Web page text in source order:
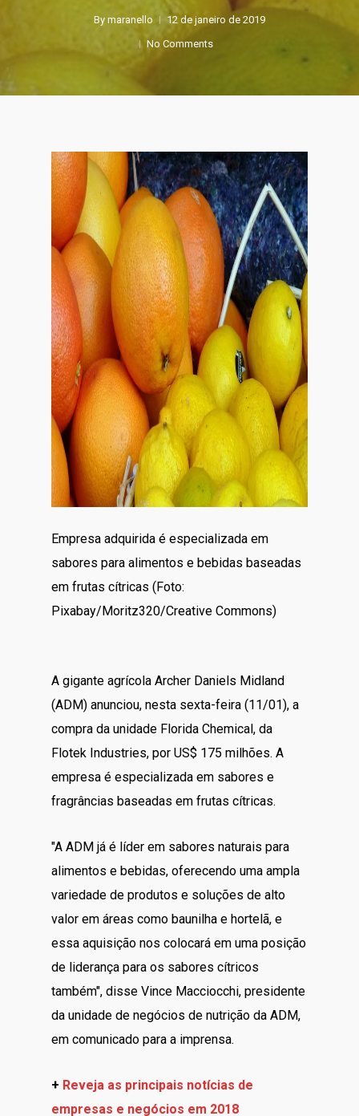
By maranello
12 de janeiro de 2019
No Comments
Empresa adquirida é especializada em
sabores para alimentos e bebidas baseadas
em frutas cítricas (Foto:
Pixabay/Moritz320/Creative Commons)
A gigante agrícola Archer Daniels Midland
(ADM) anunciou, nesta sexta-feira (11/01), a
compra da unidade Florida Chemical, da
Flotek Industries, por US$ 175 milhões. A
empresa é especializada em sabores e
fragrâncias baseadas em frutas cítricas.
"A ADM já é líder em sabores naturais para
alimentos e bebidas, oferecendo uma ampla
variedade de produtos e soluções de alto
valor em áreas como baunilha e hortelã, e
essa aquisição nos colocará em uma posição
de liderança para os sabores cítricos
também", disse Vince Macciocchi, presidente
da unidade de negócios de nutrição da ADM,
em comunicado para a imprensa.
+ Reveja as principais notícias de
empresas e negócios em 2018